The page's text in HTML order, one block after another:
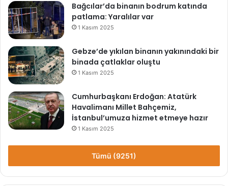
Bağcılar’da binanın bodrum katında
patlama: Yaralılar var
1 Kasım 2025
Gebze’de yıkılan binanın yakınındaki bir
binada çatlaklar oluştu
1 Kasım 2025
Cumhurbaşkanı Erdoğan: Atatürk
Havalimanı Millet Bahçemiz,
İstanbul’umuza hizmet etmeye hazır
1 Kasım 2025
Tümü (9251)